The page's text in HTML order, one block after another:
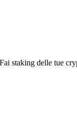
staking delle tue